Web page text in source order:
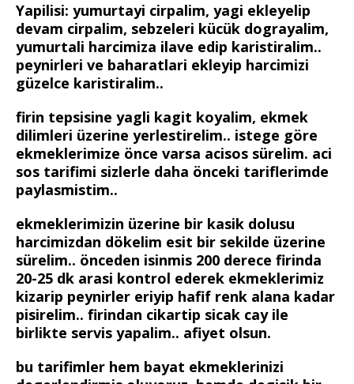
Yapilisi: yumurtayi cirpalim, yagi ekleyelip
devam cirpalim, sebzeleri kücük dograyalim,
yumurtali harcimiza ilave edip karistiralim..
peynirleri ve baharatlari ekleyip harcimizi
güzelce karistiralim..
firin tepsisine yagli kagit koyalim, ekmek
dilimleri üzerine yerlestirelim.. istege göre
ekmeklerimize önce varsa acisos sürelim. aci
sos tarifimi sizlerle daha önceki tariflerimde
paylasmistim..
ekmeklerimizin üzerine bir kasik dolusu
harcimizdan dökelim esit bir sekilde üzerine
sürelim.. önceden isinmis 200 derece firinda
20-25 dk arasi kontrol ederek ekmeklerimiz
kizarip peynirler eriyip hafif renk alana kadar
pisirelim.. firindan cikartip sicak cay ile
birlikte servis yapalim.. afiyet olsun.
bu tarifimler hem bayat ekmeklerinizi